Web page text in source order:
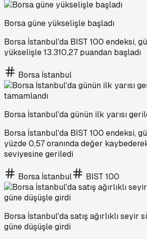
Borsa güne yükselişle başladı
Borsa İstanbul'da BIST 100 endeksi,
yükselişle 13.310,27 puandan başladı
Borsa İstanbul
Borsa İstanbul'da günün ilk yarısı
Borsa İstanbul'da BIST 100 endeksi,
yüzde 0,57 oranında değer
seviyesine geriledi
Borsa İstanbul BIST 100
Borsa İstanbul'da satış ağırlıklı seyir
güne düşüşle girdi